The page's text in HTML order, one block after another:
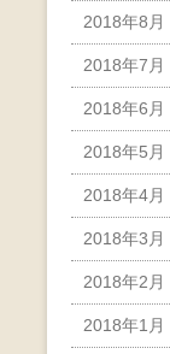
2018年8月
2018年7月
2018年6月
2018年5月
2018年4月
2018年3月
2018年2月
2018年1月